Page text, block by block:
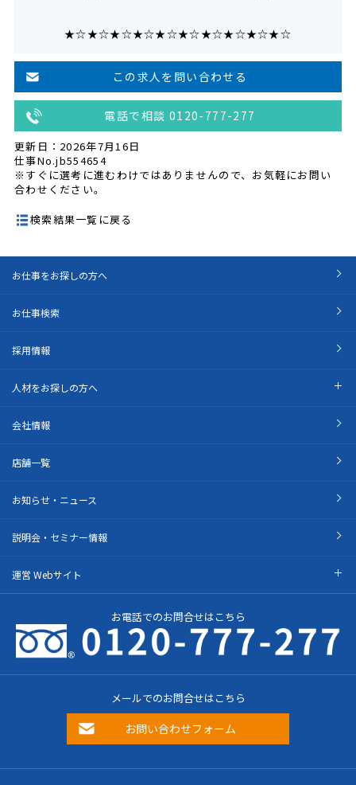
★☆★☆★☆★☆★☆★☆★☆★☆★☆★☆
この求人を問い合わせる
電話で相談 0120-777-277
更新日：2026年7月16日
仕事No.jb554654
※すぐに選考に進むわけではありませんので、お気軽にお問い
合わせください。
検索結果一覧に戻る
お仕事をお探しの方へ
お仕事検索
採用情報
人材をお探しの方へ
会社情報
店舗一覧
お知らせ・ニュース
説明会・セミナー情報
運営 Webサイト
お電話でのお問合せはこちら
メールでのお問合せはこちら
お問い合わせフォーム